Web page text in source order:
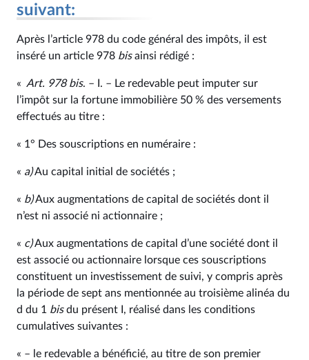
suivant:
Après l’article 978 du code général des impôts, il est
inséré un article 978 bisainsi rédigé :
« Art. 978bis. – I. – Le redevable peut imputer sur
l’impôt sur la fortune immobilière 50 % des versements
effectués au titre :
« 1° Des souscriptions en numéraire :
« a)Au capital initial de sociétés ;
« b)Aux augmentations de capital de sociétés dont il
n’est ni associé ni actionnaire ;
« c)Aux augmentations de capital d’une société dont il
est associé ou actionnaire lorsque ces souscriptions
constituent un investissement de suivi, y compris après
la période de sept ans mentionnée au troisième alinéa du
d du 1 bisdu présent I, réalisé dans les conditions
cumulatives suivantes :
« – le redevable a bénéficié, au titre de son premier